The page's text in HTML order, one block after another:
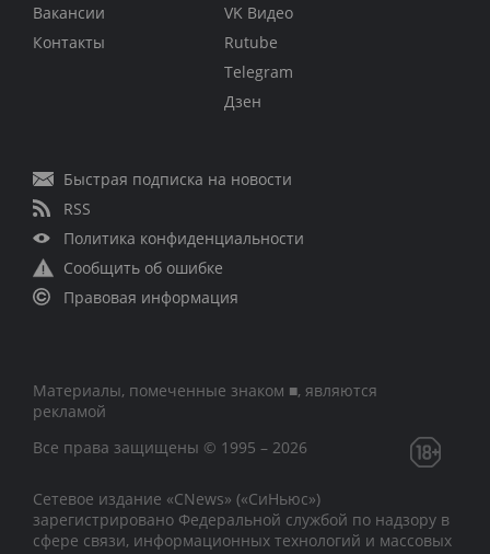
Вакансии
Контакты
VK Видео
Rutube
Telegram
Дзен
Быстрая подписка на новости
RSS
Политика конфиденциальности
Сообщить об ошибке
Правовая информация
Материалы, помеченные знаком ■, являются
рекламой
Все права защищены © 1995 – 2026
Сетевое издание «CNews» («СиНьюс»)
зарегистрировано Федеральной службой по надзору в
сфере связи, информационных технологий и массовых